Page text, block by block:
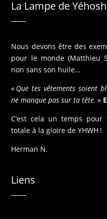
La Lampe de
Nous devons être des
pour le monde (Matthieu
non sans son huile…
« Que tes vêtements soient
ne manque pas sur ta tête. »
C’est cela un temps pour
totale à la gloire de YHWH !
Herman N.
Liens